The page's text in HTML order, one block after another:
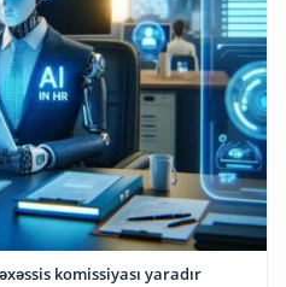
komissiyası yaradır